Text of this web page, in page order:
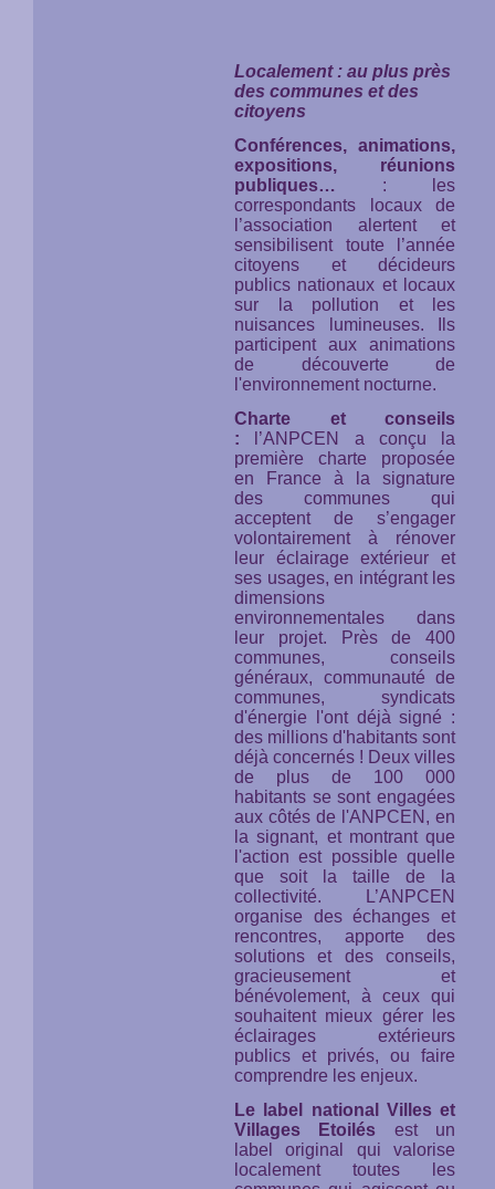
Localement : au plus près
des communes et des
citoyens
Conférences, animations,
expositions, réunions
publiques…
: les
correspondants locaux de
l’association alertent et
sensibilisent toute l’année
citoyens et décideurs
publics nationaux et locaux
sur la pollution et les
nuisances lumineuses. Ils
participent aux animations
de découverte de
l'environnement nocturne.
Charte et conseils
: l’ANPCEN a conçu la
première charte proposée
en France à la signature
des communes qui
acceptent de s’engager
volontairement à rénover
leur éclairage extérieur et
ses usages, en intégrant les
dimensions
environnementales dans
leur projet. Près de 400
communes, conseils
généraux, communauté de
communes, syndicats
d'énergie l'ont déjà signé :
des millions d'habitants sont
déjà concernés ! Deux villes
de plus de 100 000
habitants se sont engagées
aux côtés de l'ANPCEN, en
la signant, et montrant que
l'action est possible quelle
que soit la taille de la
collectivité. L’ANPCEN
organise des échanges et
rencontres, apporte des
solutions et des conseils,
gracieusement et
bénévolement, à ceux qui
souhaitent mieux gérer les
éclairages extérieurs
publics et privés, ou faire
comprendre les enjeux.
Le label national Villes et
Villages Etoilés est un
label original qui valorise
localement toutes les